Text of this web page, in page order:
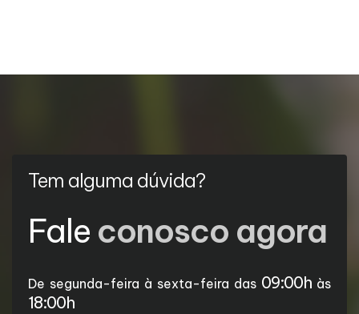
Tem alguma dúvida?
Fale conosco agora
De segunda-feira à sexta-feira das 09:00h às
18:00h